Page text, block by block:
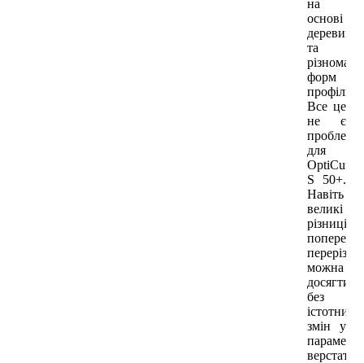
на
основі
деревини
та
форм
профілю.
Все це
не є
для
OptiCut
S 50+.
Навіть
великі
різниці
перерізів
можна
досягти
без
істотних
змін у
верстата.